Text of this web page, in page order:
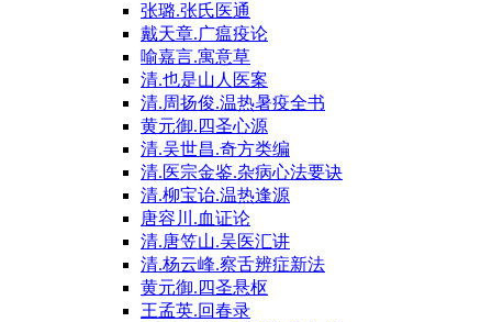
张璐.张氏医通
戴天章.广瘟疫论
喻嘉言.寓意草
清.也是山人医案
清.周扬俊.温热暑疫全书
黄元御.四圣心源
清.吴世昌.奇方类编
清.医宗金鉴.杂病心法要诀
清.柳宝诒.温热逢源
唐容川.血证论
清.唐笠山.吴医汇讲
清.杨云峰.察舌辨症新法
黄元御.四圣悬枢
王孟英.回春录